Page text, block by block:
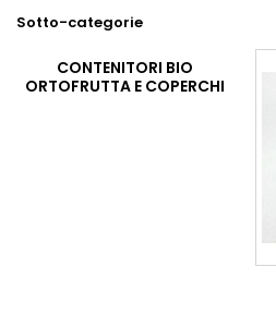
Sotto-categorie
CONTENITORI BIO
ORTOFRUTTA E COPERCHI